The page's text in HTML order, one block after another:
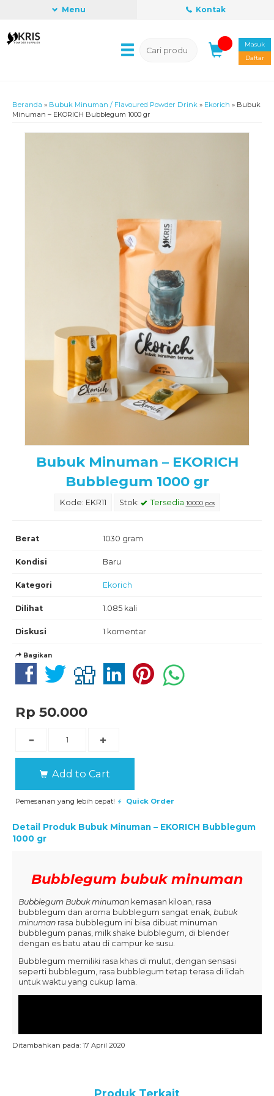
Menu Kontak
Masuk
Daftar
Beranda » Bubuk Minuman / Flavoured Powder Drink » Ekorich » Bubuk
Minuman – EKORICH Bubblegum 1000 gr
Bubuk Minuman – EKORICH
Bubblegum 1000 gr
Kode: EKR11 Stok: Tersedia 10000 pcs
Berat 1030 gram
Kondisi Baru
Kategori Ekorich
Dilihat 1.085 kali
Diskusi 1 komentar
Bagikan
Rp 50.000
Add to Cart
Pemesanan yang lebih cepat! Quick Order
Detail Produk Bubuk Minuman – EKORICH Bubblegum
1000 gr
Bubblegum bubuk minuman
Bubblegum Bubuk minuman kemasan kiloan, rasa
bubblegum dan aroma bubblegum sangat enak, bubuk
minuman rasa bubblegum ini bisa dibuat minuman
bubblegum panas, milk shake bubblegum, di blender
dengan es batu atau di campur ke susu.
Bubblegum memiliki rasa khas di mulut, dengan sensasi
seperti bubblegum, rasa bubblegum tetap terasa di lidah
untuk waktu yang cukup lama.
Ditambahkan pada: 17 April 2020
Produk Terkait